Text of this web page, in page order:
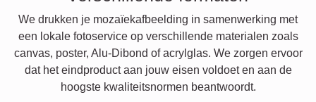
We drukken je mozaïekafbeelding in samenwerking met
een lokale fotoservice op verschillende materialen zoals
canvas, poster, Alu-Dibond of acrylglas. We zorgen ervoor
dat het eindproduct aan jouw eisen voldoet en aan de
hoogste kwaliteitsnormen beantwoordt.